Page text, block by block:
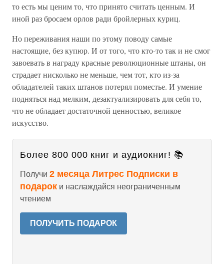
то есть мы ценим то, что принято считать ценным. И
иной раз бросаем орлов ради бройлерных куриц.
Но переживания наши по этому поводу самые
настоящие, без купюр. И от того, что кто-то так и не смог
завоевать в награду красные революционные штаны, он
страдает нисколько не меньше, чем тот, кто из-за
обладателей таких штанов потерял поместье. И умение
подняться над мелким, дезактуализировать для себя то,
что не обладает достаточной ценностью, великое
искусство.
Более 800 000 книг и аудиокниг! 📚
Получи 2 месяца Литрес Подписки в
подарок и наслаждайся неограниченным
чтением
ПОЛУЧИТЬ ПОДАРОК